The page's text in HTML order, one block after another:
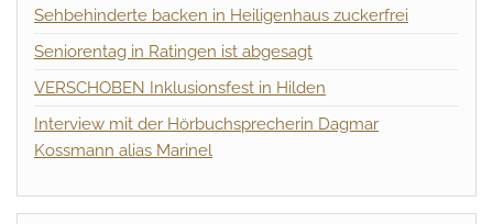
Sehbehinderte backen in Heiligenhaus zuckerfrei
Seniorentag in Ratingen ist abgesagt
VERSCHOBEN Inklusionsfest in Hilden
Interview mit der Hörbuchsprecherin Dagmar
Kossmann alias Marinel